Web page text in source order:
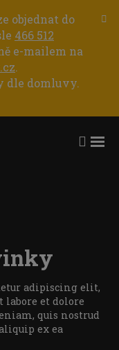
objednat do
466 512
e-mailem na
.
dle domluvy.
adipiscing elit,
labore et dolore
quis nostrud
ex ea